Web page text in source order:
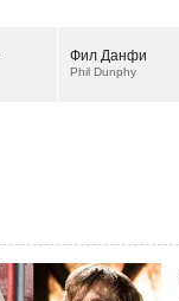
Фил Данфи
Phil Dunphy